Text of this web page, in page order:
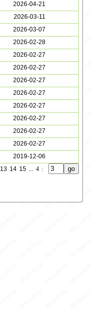
2026-04-21
2026-03-11
2026-03-07
2026-02-28
2026-02-27
2026-02-27
2026-02-27
2026-02-27
2026-02-27
2026-02-27
2026-02-27
2026-02-27
2019-12-06
13 14 15 ... 4 :